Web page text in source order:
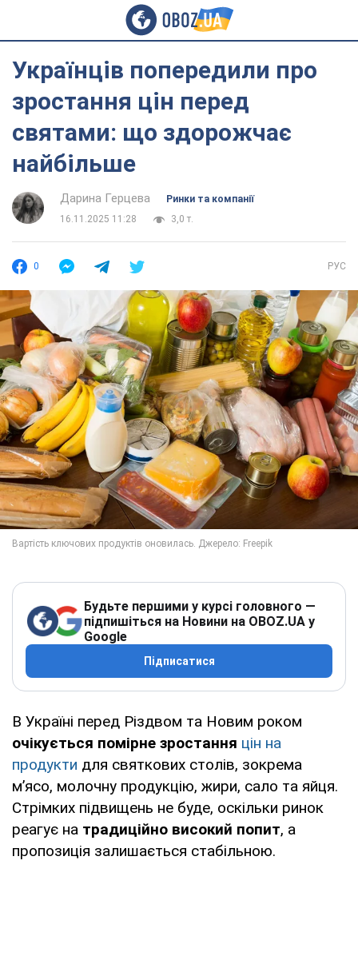
Українців попередили про
зростання цін перед
святами: що здорожчає
найбільше
Дарина Герцева
Ринки та компанії
16.11.2025 11:28
3,0 т.
0 РУС
Будьте першими у курсі головного —
підпишіться на Новини на OBOZ.UA у
Google
Підписатися
В Україні перед Різдвом та Новим роком
очікується помірне зростання цін на
продукти для святкових столів, зокрема
м’ясо, молочну продукцію, жири, сало та яйця.
Стрімких підвищень не буде, оскільки ринок
реагує на традиційно високий попит, а
пропозиція залишається стабільною.